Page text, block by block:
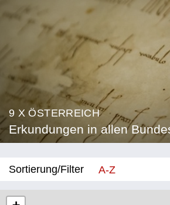
9 X ÖSTERREICH
Erkundungen in allen
Sortierung/Filter
A-Z